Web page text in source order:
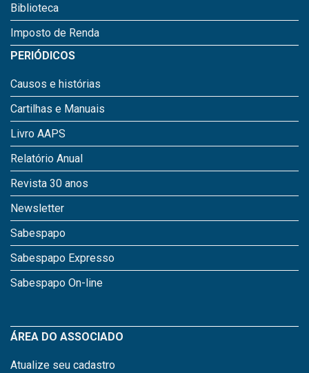
Biblioteca
Imposto de Renda
PERIÓDICOS
Causos e histórias
Cartilhas e Manuais
Livro AAPS
Relatório Anual
Revista 30 anos
Newsletter
Sabespapo
Sabespapo Expresso
Sabespapo On-line
ÁREA DO ASSOCIADO
Atualize seu cadastro